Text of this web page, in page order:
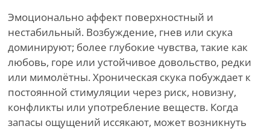
Эмоционально аффект поверхностный и
нестабильный. Возбуждение, гнев или скука
доминируют; более глубокие чувства, такие как
любовь, горе или устойчивое довольство, редки
или мимолётны. Хроническая скука побуждает к
постоянной стимуляции через риск, новизну,
конфликты или употребление веществ. Когда
запасы ощущений иссякают, может возникнуть